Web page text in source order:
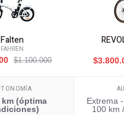
Falten
FAHREN
$1.100.000
km (óptima
Extrema
100 km